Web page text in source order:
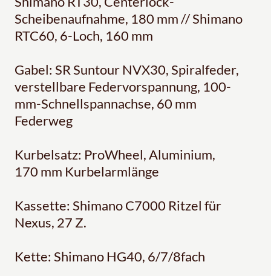
Scheibenaufnahme, 180 mm // Shimano
RTC60, 6-Loch, 160 mm
Gabel: SR Suntour NVX30, Spiralfeder,
verstellbare Federvorspannung, 100-
mm-Schnellspannachse, 60 mm
Federweg
Kurbelsatz: ProWheel, Aluminium,
170 mm Kurbelarmlänge
Kassette: Shimano C7000 Ritzel für
Nexus, 27 Z.
Kette: Shimano HG40, 6/7/8fach